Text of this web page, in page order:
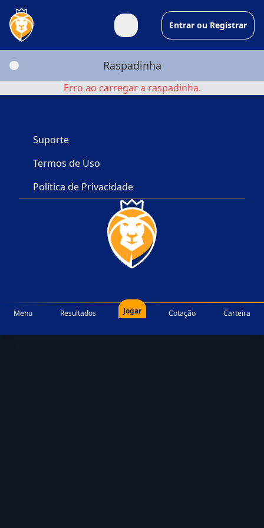
Entrar ou Registrar
Raspadinha
Erro ao carregar a raspadinha.
Suporte
Termos de Uso
Política de Privacidade
Menu Resultados Jogar Cotação Carteira